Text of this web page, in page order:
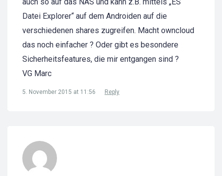
Datei Explorer“ auf dem Androiden auf die
verschiedenen shares zugreifen. Macht owncloud
das noch einfacher ? Oder gibt es besondere
Sicherheitsfeatures, die mir entgangen sind ?
VG Marc
5. November 2015 at 11:56 Reply